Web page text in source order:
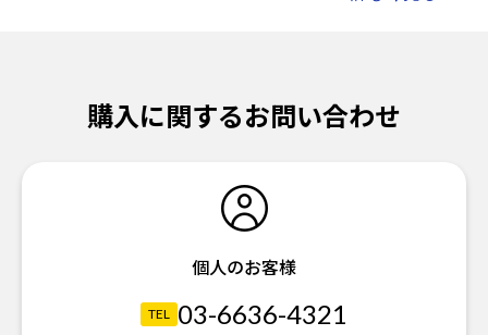
購入に関するお問い合わせ
個人のお客様
TEL 03-6636-4321